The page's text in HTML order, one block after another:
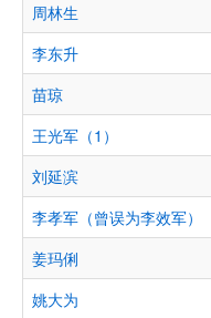
周林生
李东升
苗琼
王光军（1）
刘延滨
李孝军（曾误为李效军）
姜玛俐
姚大为